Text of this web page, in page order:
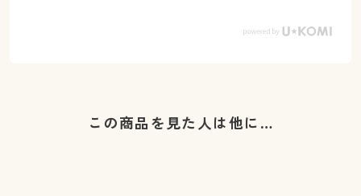
この商品を見た人は他に…